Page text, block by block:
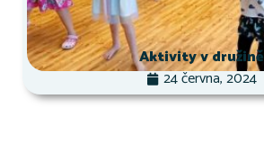
Aktivity v družině
24 června, 2024